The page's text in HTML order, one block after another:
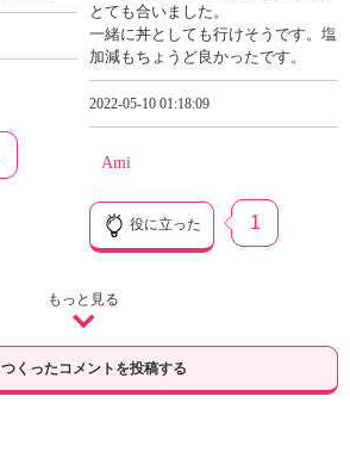
とても合いました。
一緒に丼としても行けそうです。塩
加減もちょうど良かったです。
2022-05-10 01:18:09
Ami
役に立った 1
もっと見る
つくったコメントを投稿する